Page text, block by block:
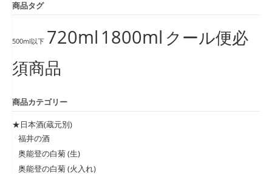
商品タグ
500ml以下 720ml 1800ml クール便必
須商品
商品カテゴリー
★日本酒(蔵元別)
福井の酒
奥能登の白菊 (生)
奥能登の白菊 (火入れ)